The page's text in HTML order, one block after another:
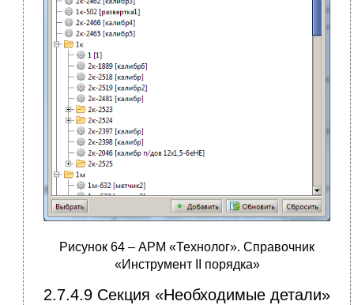
Рисунок 64 – АРМ «Технолог». Справочник
«Инструмент II порядка»
2.7.4.9 Секция «Необходимые детали»